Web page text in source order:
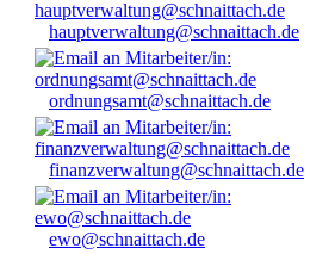
hauptverwaltung@schnaittach.de
ordnungsamt@schnaittach.de
finanzverwaltung@schnaittach.de
ewo@schnaittach.de